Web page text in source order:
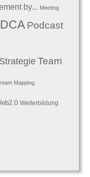
by... Meeting
Podcast
Strategie Team
Mapping
Weiterbildung